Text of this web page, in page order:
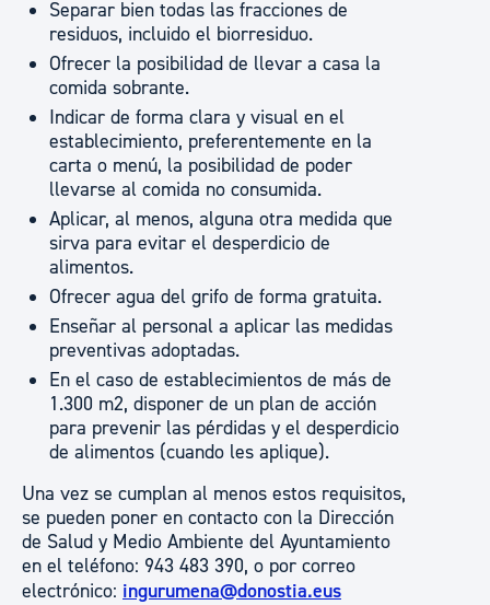
Separar bien todas las fracciones de
residuos, incluido el biorresiduo.
Ofrecer la posibilidad de llevar a casa la
comida sobrante.
Indicar de forma clara y visual en el
establecimiento, preferentemente en la
carta o menú, la posibilidad de poder
llevarse al comida no consumida.
Aplicar, al menos, alguna otra medida que
sirva para evitar el desperdicio de
alimentos.
Ofrecer agua del grifo de forma gratuita.
Enseñar al personal a aplicar las medidas
preventivas adoptadas.
En el caso de establecimientos de más de
1.300 m2, disponer de un plan de acción
para prevenir las pérdidas y el desperdicio
de alimentos (cuando les aplique).
Una vez se cumplan al menos estos requisitos,
se pueden poner en contacto con la Dirección
de Salud y Medio Ambiente del Ayuntamiento
en el teléfono: 943 483 390, o por correo
electrónico: ingurumena@donostia.eus